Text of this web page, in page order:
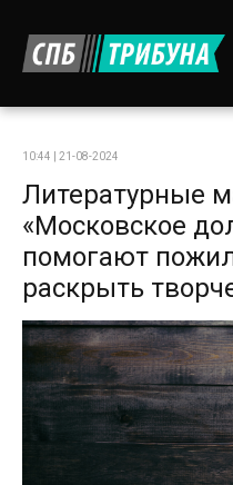
10:44 | 21-08-2024
Литературные
«Московское
помогают
раскрыть